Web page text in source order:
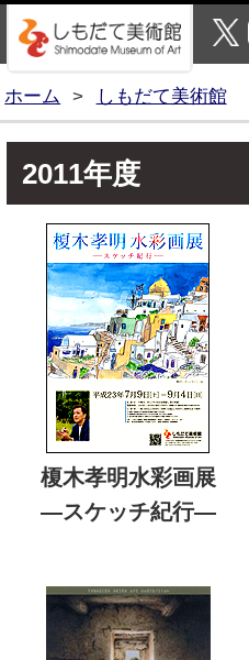
ホーム > しもだて美術館
2011年度
榎木孝明水彩画展
―スケッチ紀行―